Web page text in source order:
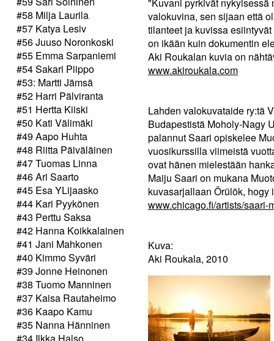
#58 Milja Laurila
#57 Katya Lesiv
#56 Juuso Noronkoski
#55 Emma Sarpaniemi
#54 Sakari Piippo
#53: Martti Jämsä
#52 Harri Pälviranta
#51 Hertta Kiiski
#50 Kati Välimäki
#49 Aapo Huhta
#48 Riitta Päiväläinen
#47 Tuomas Linna
#46 Ari Saarto
#45 Esa YLijaasko
#44 Kari Pyykönen
#43 Perttu Saksa
#42 Hanna Koikkalainen
#41 Jani Mahkonen
#40 Kimmo Syväri
#39 Jonne Heinonen
#38 Tuomo Manninen
#37 Kaisa Rautaheimo
#36 Kaapo Kamu
#35 Nanna Hänninen
#34 Ilkka Halso
valokuvina, sen sijaan että
tilanteet ja kuvissa
on ikään kuin dokumentin
Aki Roukalan kuvia on
www.akiroukala.com
Lahden valokuvataide ry:tä
Budapestistä Moholy-Nagy
palannut Saari opiskelee
vuosikurssilla viimeistä
ovat hänen mielestään
Maiju Saari on mukana
kuvasarjallaan Örülök, hogy
www.chicago.fi/artists/saari-
Kuva:
Aki Roukala, 2010